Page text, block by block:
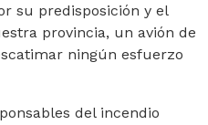
su predisposición y el
provincia, un avión de
ningún esfuerzo
del incendio